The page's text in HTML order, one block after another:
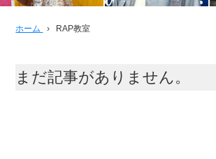
ホーム › RAP教室
まだ記事がありません。